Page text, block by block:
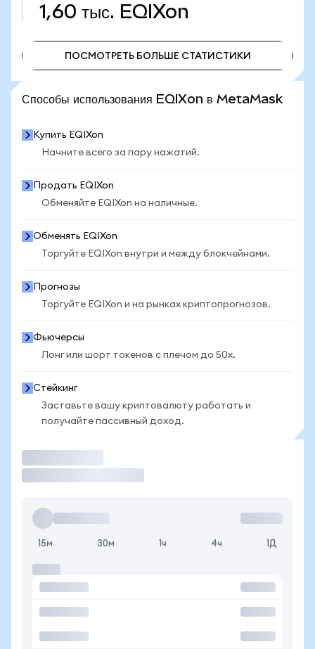
1,60 тыс. EQIXon
ПОСМОТРЕТЬ БОЛЬШЕ СТАТИСТИКИ
Способы использования EQIXon в MetaMask
Купить EQIXon
Начните всего за пару нажатий.
Продать EQIXon
Обменяйте EQIXon на наличные.
Обменять EQIXon
Торгуйте EQIXon внутри и между блокчейнами.
Прогнозы
Торгуйте EQIXon и на рынках криптопрогнозов.
Фьючерсы
Лонг или шорт токенов с плечом до 50x.
Стейкинг
Заставьте вашу криптовалюту работать и
получайте пассивный доход.
15м 30м 1ч 4ч 1Д